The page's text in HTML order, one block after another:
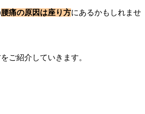
腰痛の原因は座り方にあるかもしれませ
ご紹介していきます。